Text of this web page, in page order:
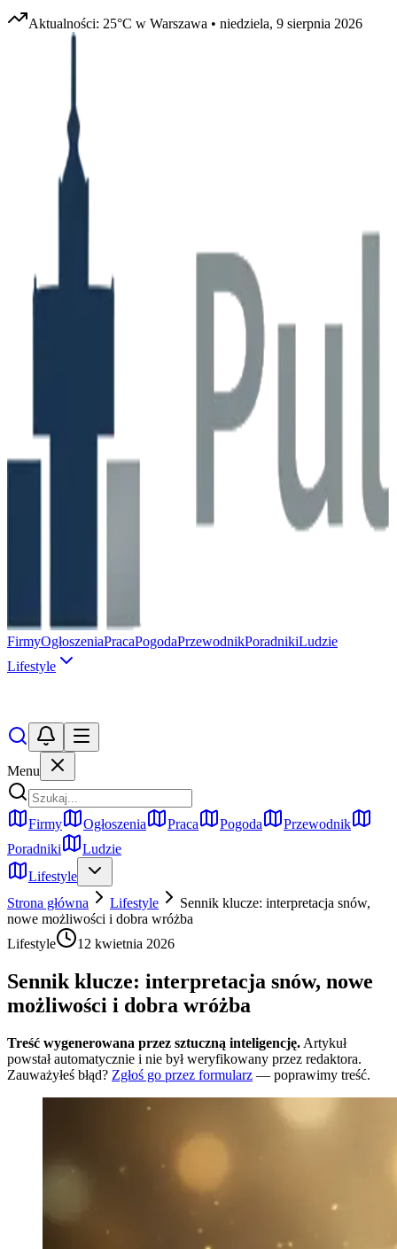
Aktualności: 25°C w Warszawa • niedziela, 9 sierpnia 2026
FirmyOgłoszeniaPracaPogodaPrzewodnikPoradnikiLudzie
Lifestyle
Menu
Firmy Ogłoszenia Praca Pogoda
Przewodnik
Poradniki
Ludzie
Lifestyle
Strona główna
Lifestyle
Sennik klucze: interpretacja snów,
nowe możliwości i dobra wróżba
Lifestyle
12 kwietnia 2026
Sennik klucze: interpretacja snów, nowe
możliwości i dobra wróżba
Treść wygenerowana przez sztuczną inteligencję. Artykuł
powstał automatycznie i nie był weryfikowany przez redaktora.
Zauważyłeś błąd? Zgłoś go przez formularz — poprawimy treść.